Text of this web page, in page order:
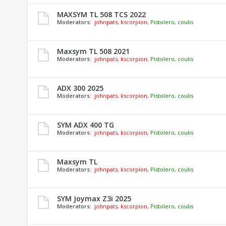
MAXSYM TL 508 TCS 2022
Moderators: johnpats, kscorpion, Pistolero, coulis
Maxsym TL 508 2021
Moderators: johnpats, kscorpion, Pistolero, coulis
ADX 300 2025
Moderators: johnpats, kscorpion, Pistolero, coulis
SYM ADX 400 TG
Moderators: johnpats, kscorpion, Pistolero, coulis
Maxsym TL
Moderators: johnpats, kscorpion, Pistolero, coulis
SYM Joymax Z3i 2025
Moderators: johnpats, kscorpion, Pistolero, coulis